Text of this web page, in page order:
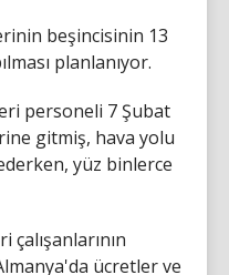
beşincisinin 13
planlanıyor.
personeli 7 Şubat
gitmiş, hava yolu
yüz binlerce
ücretler ve